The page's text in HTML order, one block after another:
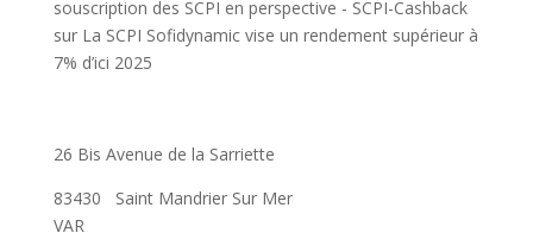
souscription des SCPI en perspective - SCPI-Cashback
sur La SCPI Sofidynamic vise un rendement supérieur à
7% d’ici 2025
26 Bis Avenue de la Sarriette
83430
Saint Mandrier Sur Mer
VAR